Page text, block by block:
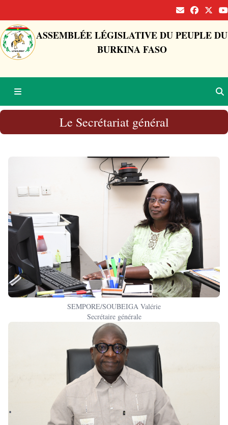
ASSEMBLÉE LÉGISLATIVE DU PEUPLE DU
BURKINA FASO
Le Secrétariat général
SEMPORE/SOUBEIGA Valérie
Secrétaire générale